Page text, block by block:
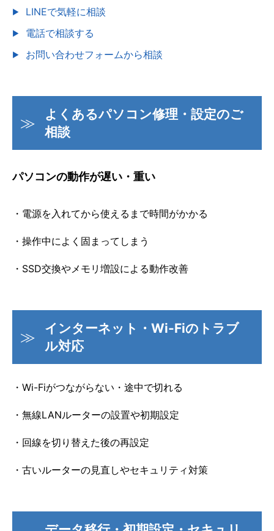
LINEで気軽に相談
電話で相談する
お問い合わせフォームから相談
よくあるパソコン修理・設定のご
相談
パソコンの動作が遅い・重い
・電源を入れてから使えるまで時間がかかる
・操作中によく固まってしまう
・SSD交換やメモリ増設による動作改善
インターネット・Wi-Fiのトラブ
ル対応
・Wi-Fiがつながらない・途中で切れる
・無線LANルーターの設置や初期設定
・回線を切り替えた後の再設定
・古いルーターの見直しやセキュリティ対策